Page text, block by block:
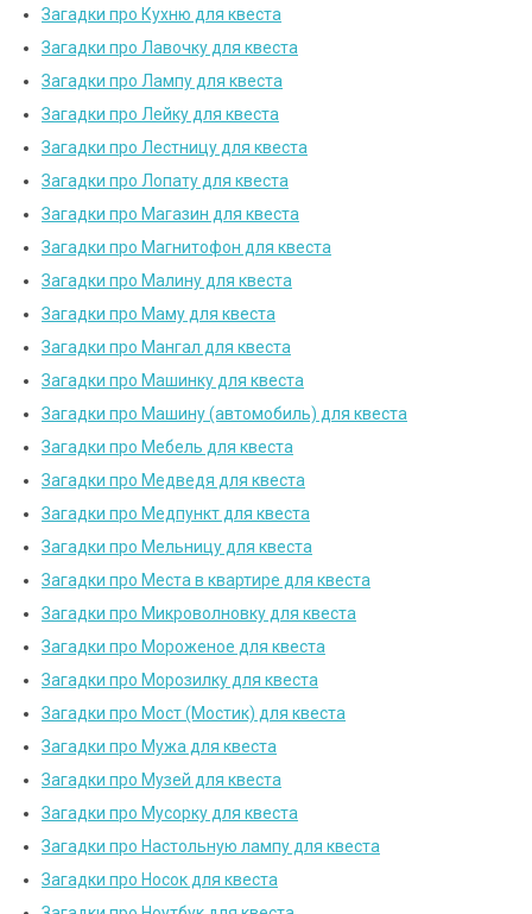
Загадки про Кухню для квеста
Загадки про Лавочку для квеста
Загадки про Лампу для квеста
Загадки про Лейку для квеста
Загадки про Лестницу для квеста
Загадки про Лопату для квеста
Загадки про Магазин для квеста
Загадки про Магнитофон для квеста
Загадки про Малину для квеста
Загадки про Маму для квеста
Загадки про Мангал для квеста
Загадки про Машинку для квеста
Загадки про Машину (автомобиль) для квеста
Загадки про Мебель для квеста
Загадки про Медведя для квеста
Загадки про Медпункт для квеста
Загадки про Мельницу для квеста
Загадки про Места в квартире для квеста
Загадки про Микроволновку для квеста
Загадки про Мороженое для квеста
Загадки про Морозилку для квеста
Загадки про Мост (Мостик) для квеста
Загадки про Мужа для квеста
Загадки про Музей для квеста
Загадки про Мусорку для квеста
Загадки про Настольную лампу для квеста
Загадки про Носок для квеста